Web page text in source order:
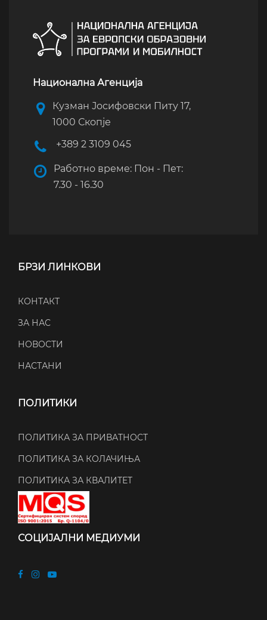
Национална Агенција
Кузман Јосифовски Питу 17,
1000 Скопје
+389 2 3109 045
Работно време: Пон - Пет:
7.30 - 16.30
БРЗИ ЛИНКОВИ
КОНТАКТ
ЗА НАС
НОВОСТИ
НАСТАНИ
ПОЛИТИКИ
ПОЛИТИКА ЗА ПРИВАТНОСТ
ПОЛИТИКА ЗА КОЛАЧИЊА
ПОЛИТИКА ЗА КВАЛИТЕТ
СОЦИЈАЛНИ МЕДИУМИ